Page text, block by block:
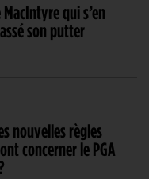
qui s’en
son putter
nouvelles règles
concerner le PGA